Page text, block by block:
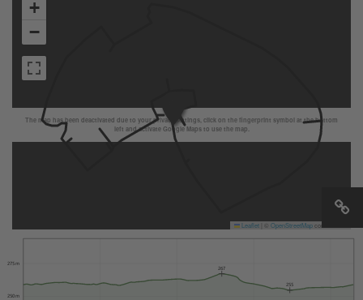
The map has been deactivated due to your privacy settings, click on the fingerprint symbol at the bottom
left and activate Google Maps to use the map.
+
−
Leaflet OpenStreetMapcontributors
250 m
275 m
255
267